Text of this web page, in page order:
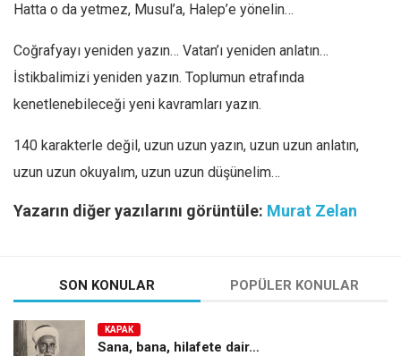
Hatta o da yetmez, Musul’a, Halep’e yönelin…
Coğrafyayı yeniden yazın… Vatan’ı yeniden anlatın…
İstikbalimizi yeniden yazın. Toplumun etrafında
kenetlenebileceği yeni kavramları yazın.
140 karakterle değil, uzun uzun yazın, uzun uzun anlatın,
uzun uzun okuyalım, uzun uzun düşünelim…
Yazarın diğer yazılarını görüntüle: Murat Zelan
SON KONULAR POPÜLER KONULAR
KAPAK
Sana, bana, hilafete dair…